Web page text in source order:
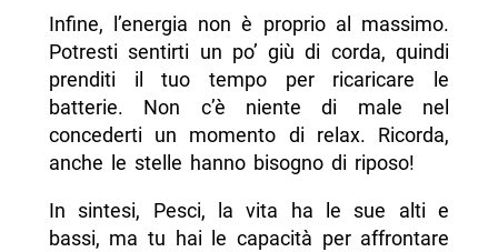
Infine, l’energia non è proprio al massimo.
Potresti sentirti un po’ giù di corda, quindi
prenditi il tuo tempo per ricaricare le
batterie. Non c’è niente di male nel
concederti un momento di relax. Ricorda,
anche le stelle hanno bisogno di riposo!
In sintesi, Pesci, la vita ha le sue alti e
bassi, ma tu hai le capacità per affrontare